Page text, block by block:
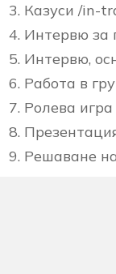
Казуси /in-
Интервю за
Интервю,
Работа в
Ролева игра
Решаване